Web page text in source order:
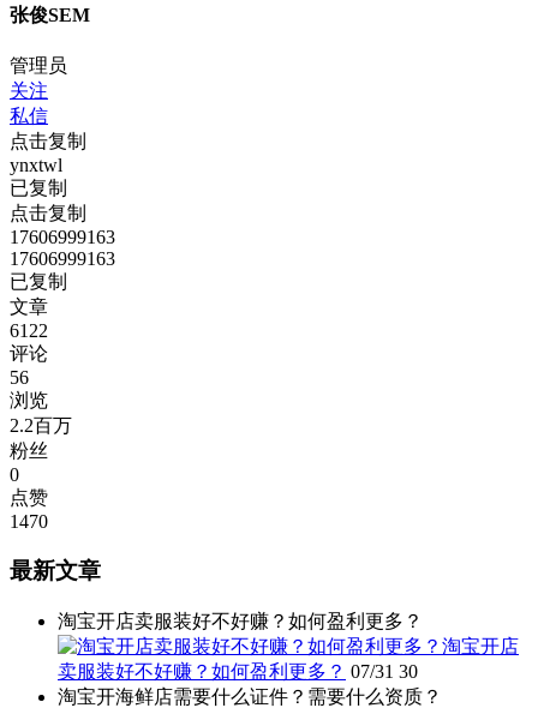
张俊SEM
管理员
关注
私信
点击复制
ynxtwl
已复制
点击复制
17606999163
17606999163
已复制
文章
6122
评论
56
浏览
2.2百万
粉丝
0
点赞
1470
最新文章
淘宝开店卖服装好不好赚？如何盈利更多？
淘宝开店
卖服装好不好赚？如何盈利更多？ 07/31 30
淘宝开海鲜店需要什么证件？需要什么资质？